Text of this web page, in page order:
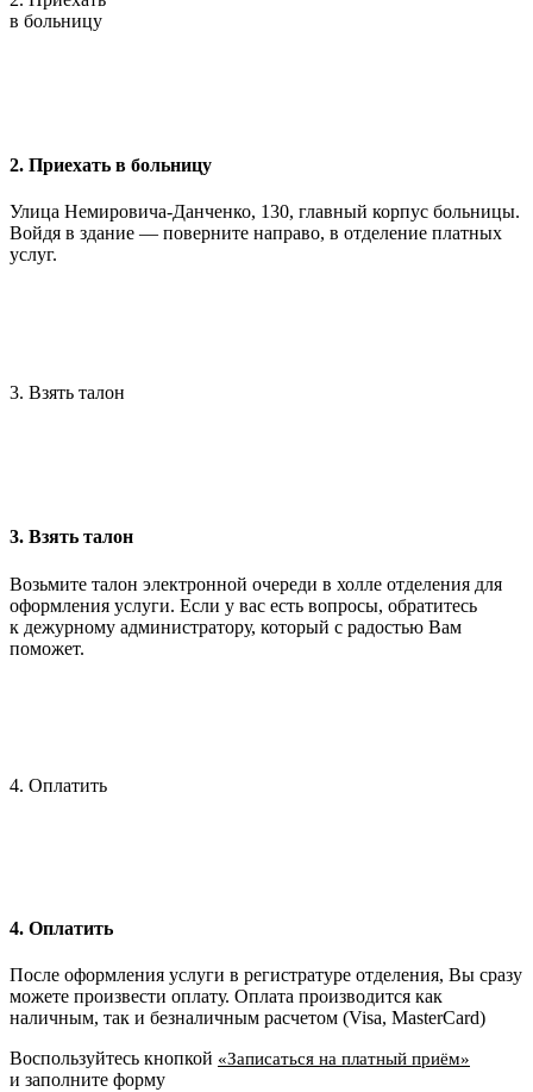
в больницу
2. Приехать в больницу
Улица Немировича-Данченко, 130, главный корпус больницы.
Войдя в здание — поверните направо, в отделение платных
услуг.
3. Взять талон
3. Взять талон
Возьмите талон электронной очереди в холле отделения для
оформления услуги. Если у вас есть вопросы, обратитесь
к дежурному администратору, который с радостью Вам
поможет.
4. Оплатить
4. Оплатить
После оформления услуги в регистратуре отделения, Вы сразу
можете произвести оплату. Оплата производится как
наличным, так и безналичным расчетом (Visa, MasterCard)
Воспользуйтесь кнопкой «Записаться на платный приём»
и заполните форму